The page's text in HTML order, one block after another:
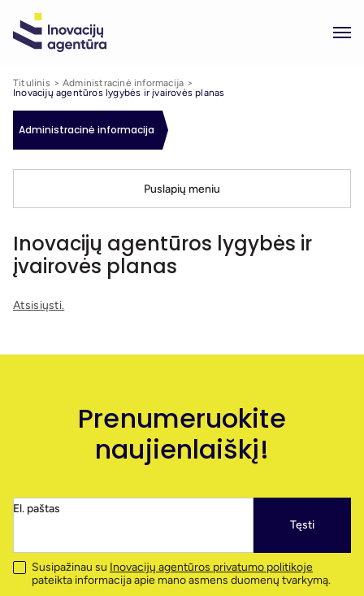
Titulinis
Administracinė informacija
Inovacijų agentūros lygybės ir įvairovės planas
Administracinė informacija
Puslapių meniu
Inovacijų agentūros lygybės ir
įvairovės planas
Atsisiųsti.
Prenumeruokite
naujienlaiškį!
El. paštas
Tęsti
Susipažinau su Inovacijų agentūros privatumo politikoje
pateikta informacija apie mano asmens duomenų tvarkymą.